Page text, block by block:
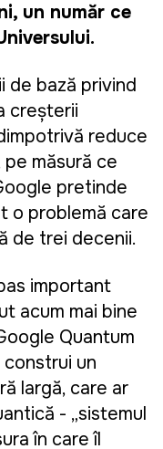
un număr ce
de bază privind
creșterii
reduce
măsură ce
pretinde
o problemă care
de trei decenii.
important
acum mai bine
Quantum
construi un
largă, care ar
- „sistemul
în care îl